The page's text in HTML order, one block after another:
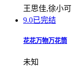
王思佳,徐小可
9.0已完结
花花万物万花筒
未知